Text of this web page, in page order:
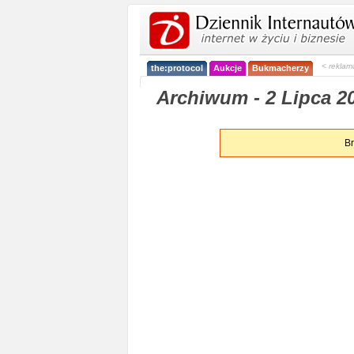
the:protocol Aukcje Bukmacherzy <
Archiwum - 2 Lipca